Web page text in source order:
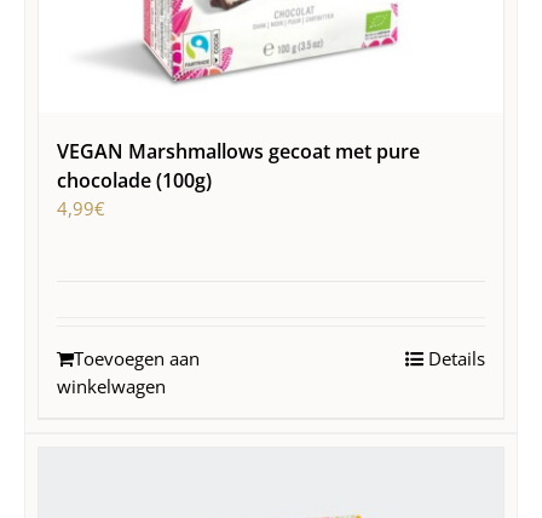
VEGAN Marshmallows gecoat met pure
chocolade (100g)
4,99€
Toevoegen aan
winkelwagen
Details